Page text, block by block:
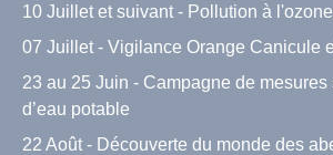
10 Juillet et suivant - Pollution à l'ozone
07 Juillet - Vigilance Orange Canicule
23 au 25 Juin - Campagne de mesures
d’eau potable
22 Août - Découverte du monde des